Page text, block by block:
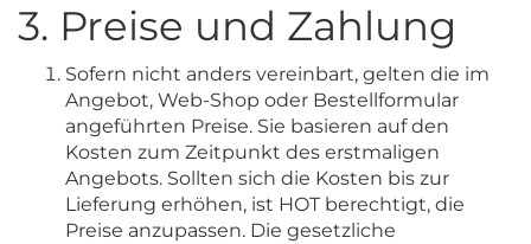
3. Preise und Zahlung
Sofern nicht anders vereinbart, gelten die im
Angebot, Web-Shop oder Bestellformular
angeführten Preise. Sie basieren auf den
Kosten zum Zeitpunkt des erstmaligen
Angebots. Sollten sich die Kosten bis zur
Lieferung erhöhen, ist HOT berechtigt, die
Preise anzupassen. Die gesetzliche